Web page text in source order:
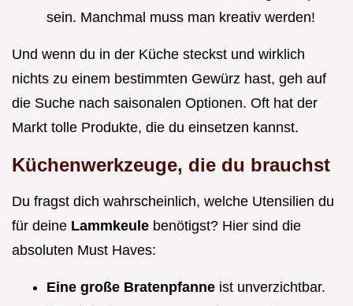
sein. Manchmal muss man kreativ werden!
Und wenn du in der Küche steckst und wirklich
nichts zu einem bestimmten Gewürz hast, geh auf
die Suche nach saisonalen Optionen. Oft hat der
Markt tolle Produkte, die du einsetzen kannst.
Küchenwerkzeuge, die du brauchst
Du fragst dich wahrscheinlich, welche Utensilien du
für deine Lammkeule benötigst? Hier sind die
absoluten Must Haves:
Eine große Bratenpfanne ist unverzichtbar.